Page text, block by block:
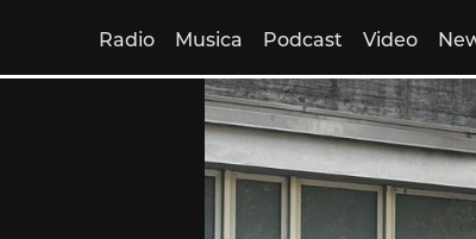
Radio Musica Podcast Video